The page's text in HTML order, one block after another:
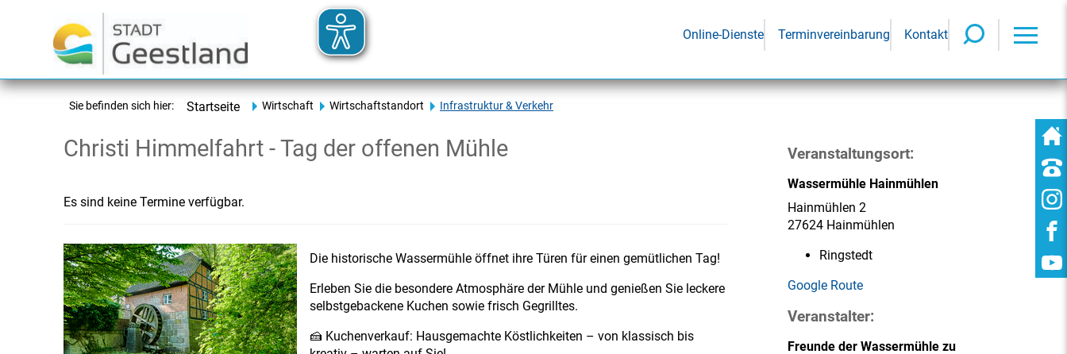
Online-Dienste Terminvereinbarung Kontakt
Sie befinden sich hier: Startseite Wirtschaft Wirtschaftstandort Infrastruktur & Verkehr
Christi Himmelfahrt - Tag der offenen Mühle
Es sind keine Termine verfügbar.
Die historische Wassermühle öffnet ihre Türen für einen gemütlichen Tag!
Erleben Sie die besondere Atmosphäre der Mühle und genießen Sie leckere
selbstgebackene Kuchen sowie frisch Gegrilltes.
🍰 Kuchenverkauf: Hausgemachte Köstlichkeiten – von klassisch bis
Veranstaltungsort:
Wassermühle Hainmühlen
Hainmühlen 2
27624 Hainmühlen
Ringstedt
Google Route
Veranstalter:
Freunde der Wassermühle zu